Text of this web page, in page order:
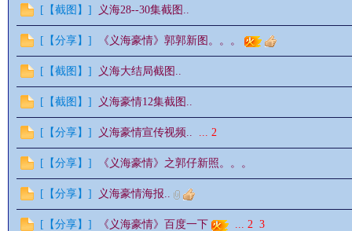
[ 【截图】 ] 义海28--30集截图..
[ 【分享】 ] 《义海豪情》郭郭新图。。。
[ 【截图】 ] 义海大结局截图..
[ 【截图】 ] 义海豪情12集截图..
[ 【分享】 ] 义海豪情宣传视频.. ... 2
[ 【分享】 ] 《义海豪情》之郭仔新照。。。
[ 【分享】 ] 义海豪情海报..
[ 【分享】 ] 《义海豪情》百度一下 ... 2 3